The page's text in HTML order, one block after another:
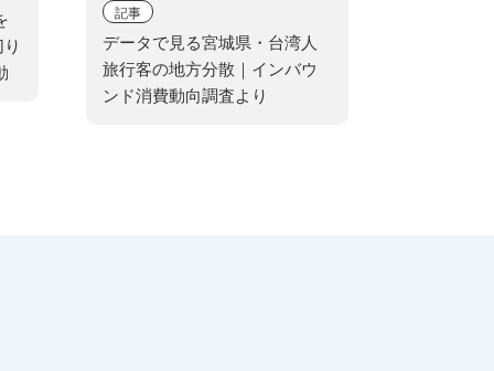
記事
データで見る宮城県・台湾人
旅行客の地方分散｜インバウ
ンド消費動向調査より